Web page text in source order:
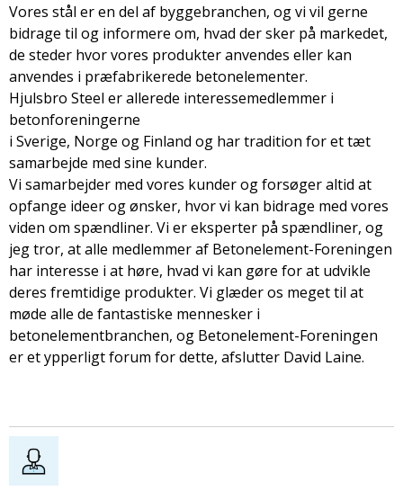
Vores stål er en del af byggebranchen, og vi vil gerne
bidrage til og informere om, hvad der sker på markedet,
de steder hvor vores produkter anvendes eller kan
anvendes i præfabrikerede betonelementer.
Hjulsbro Steel er allerede interessemedlemmer i
betonforeningerne
i Sverige, Norge og Finland og har tradition for et tæt
samarbejde med sine kunder.
Vi samarbejder med vores kunder og forsøger altid at
opfange ideer og ønsker, hvor vi kan bidrage med vores
viden om spændliner. Vi er eksperter på spændliner, og
jeg tror, at alle medlemmer af Betonelement-Foreningen
har interesse i at høre, hvad vi kan gøre for at udvikle
deres fremtidige produkter. Vi glæder os meget til at
møde alle de fantastiske mennesker i
betonelementbranchen, og Betonelement-Foreningen
er et ypperligt forum for dette, afslutter David Laine.